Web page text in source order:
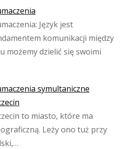
Język jest
komunikacji między
możemy dzielić się swoimi
symultaniczne
to miasto, które ma
Leży ono tuż przy